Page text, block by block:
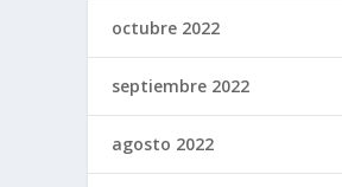
octubre 2022
septiembre 2022
agosto 2022